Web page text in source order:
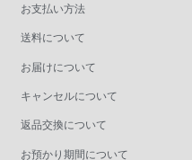
お支払い方法
送料について
お届けについて
キャンセルについて
返品交換について
お預かり期間について